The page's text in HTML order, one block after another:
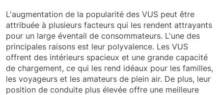
L'augmentation de la popularité des VUS peut être
attribuée à plusieurs facteurs qui les rendent attrayants
pour un large éventail de consommateurs. L'une des
principales raisons est leur polyvalence. Les VUS
offrent des intérieurs spacieux et une grande capacité
de chargement, ce qui les rend idéaux pour les familles,
les voyageurs et les amateurs de plein air. De plus, leur
position de conduite plus élevée offre une meilleure